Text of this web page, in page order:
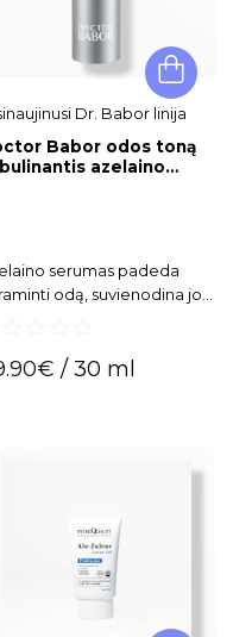
Dr. Babor linija
Babor odos toną
azelaino
serumas padeda
odą, suvienodina jos
odai.
€ / 30 ml